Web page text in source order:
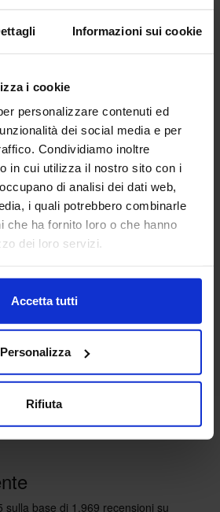
Informazioni sui cookie
i cookie
personalizzare contenuti ed
dei social media e per
Condividiamo inoltre
in cui utilizza il nostro sito con i
di analisi dei dati web,
i quali potrebbero combinarle
che ha fornito loro o che hanno
dei loro servizi.
Accetta tutti
Personalizza
Rifiuta